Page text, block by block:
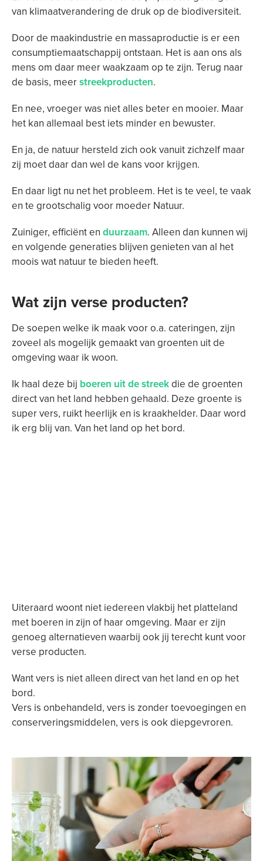
van klimaatverandering de druk op de biodiversiteit.
Door de maakindustrie en massaproductie is er een
consumptiemaatschappij ontstaan. Het is aan ons als
mens om daar meer waakzaam op te zijn. Terug naar
de basis, meerstreekproducten.
En nee, vroeger was niet alles beter en mooier. Maar
het kan allemaal best iets minder en bewuster.
En ja, de natuur hersteld zich ook vanuit zichzelf maar
zij moet daar dan wel de kans voor krijgen.
En daar ligt nu net het probleem. Het is te veel, te vaak
en te grootschalig voor moeder Natuur.
Zuiniger, efficiënt en duurzaam. Alleen dan kunnen wij
en volgende generaties blijven genieten van al het
moois wat natuur te bieden heeft.
Wat zijn verse producten?
De soepen welke ik maak voor o.a. cateringen, zijn
zoveel als mogelijk gemaakt van groenten uit de
omgeving waar ik woon.
Ik haal deze bij boeren uit de streekdie de groenten
direct van het land hebben gehaald. Deze groente is
super vers, ruikt heerlijk en is kraakhelder. Daar word
ik erg blij van. Van het land op het bord.
Uiteraard woont niet iedereen vlakbij het platteland
met boeren in zijn of haar omgeving. Maar er zijn
genoeg alternatieven waarbij ook jij terecht kunt voor
verse producten.
Want vers is niet alleen direct van het land en op het
bord.
Vers is onbehandeld, vers is zonder toevoegingen en
conserveringsmiddelen, vers is ook diepgevroren.